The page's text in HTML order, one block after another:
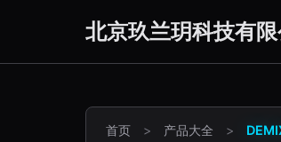
北京玖兰玥科技有限
首页 > 产品大全 >